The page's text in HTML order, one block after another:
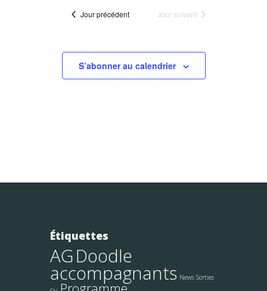
Jour précédent Jour suivant
S’abonner au calendrier
Étiquettes
AGDoodle
accompagnants News Sorties